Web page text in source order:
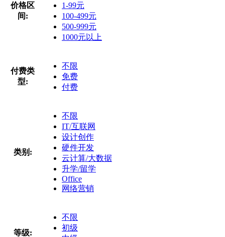
价格区
间:
1-99元
100-499元
500-999元
1000元以上
付费类
型:
不限
免费
付费
类别:
不限
IT/互联网
设计创作
硬件开发
云计算/大数据
升学/留学
Office
网络营销
等级:
不限
初级